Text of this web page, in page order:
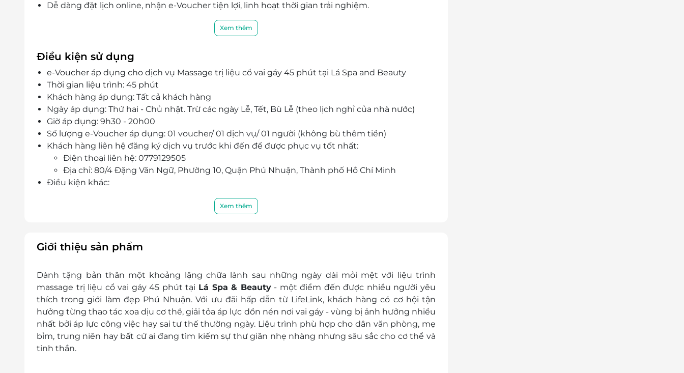
Dễ dàng đặt lịch online, nhận e-Voucher tiện lợi, linh hoạt thời gian trải nghiệm.
Xem thêm
Điều kiện sử dụng
e-Voucher áp dụng cho dịch vụ Massage trị liệu cổ vai gáy 45 phút tại Lá Spa and Beauty
Thời gian liệu trình: 45 phút
Khách hàng áp dụng: Tất cả khách hàng
Ngày áp dụng: Thứ hai - Chủ nhật. Trừ các ngày Lễ, Tết, Bù Lễ (theo lịch nghỉ của nhà nước)
Giờ áp dụng: 9h30 - 20h00
Số lượng e-Voucher áp dụng: 01 voucher/ 01 dịch vụ/ 01 người (không bù thêm tiền)
Khách hàng liên hệ đăng ký dịch vụ trước khi đến để được phục vụ tốt nhất:
Điện thoại liên hệ: 0779129505
Địa chỉ: 80/4 Đặng Văn Ngữ, Phường 10, Quận Phú Nhuận, Thành phố Hồ Chí Minh
Điều kiện khác:
e-Voucher/e-Coupon không có giá trị quy đổi thành tiền mặt, không trả lại tiền thừa
Xem thêm
Giới thiệu sản phẩm
Dành tặng bản thân một khoảng lặng chữa lành sau những ngày dài mỏi mệt với liệu trình
massage trị liệu cổ vai gáy 45 phút tại Lá Spa & Beauty- một điểm đến được nhiều người yêu
thích trong giới làm đẹp Phú Nhuận. Với ưu đãi hấp dẫn từ LifeLink, khách hàng có cơ hội tận
hưởng từng thao tác xoa dịu cơ thể, giải tỏa áp lực dồn nén nơi vai gáy - vùng bị ảnh hưởng nhiều
nhất bởi áp lực công việc hay sai tư thế thường ngày. Liệu trình phù hợp cho dân văn phòng, mẹ
bỉm, trung niên hay bất cứ ai đang tìm kiếm sự thư giãn nhẹ nhàng nhưng sâu sắc cho cơ thể và
tinh thần.